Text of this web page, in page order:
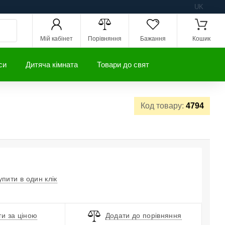
UK
Мій кабінет Порівняння Бажання Кошик
Дитяча кімната Товари до свят
Код товару: 4794
в один клік
за ціною Додати до порівняння